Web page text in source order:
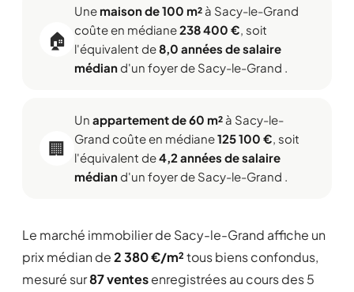
🏠
Une maison de 100 m² à Sacy-le-Grand
coûte en médiane238 400 €, soit
l'équivalent de8,0 années de salaire
médiand'un foyer de Sacy-le-Grand .
🏢
Un appartement de 60 m² à Sacy-le-
Grand coûte en médiane125 100 €, soit
l'équivalent de4,2 années de salaire
médiand'un foyer de Sacy-le-Grand .
Le marché immobilier de Sacy-le-Grand affiche un
prix médian de2 380 €/m²tous biens confondus,
mesuré sur87 ventesenregistrées au cours des 5